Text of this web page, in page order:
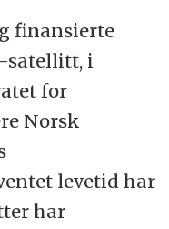
finansierte
satellitt, i
for
Norsk
levetid har
har